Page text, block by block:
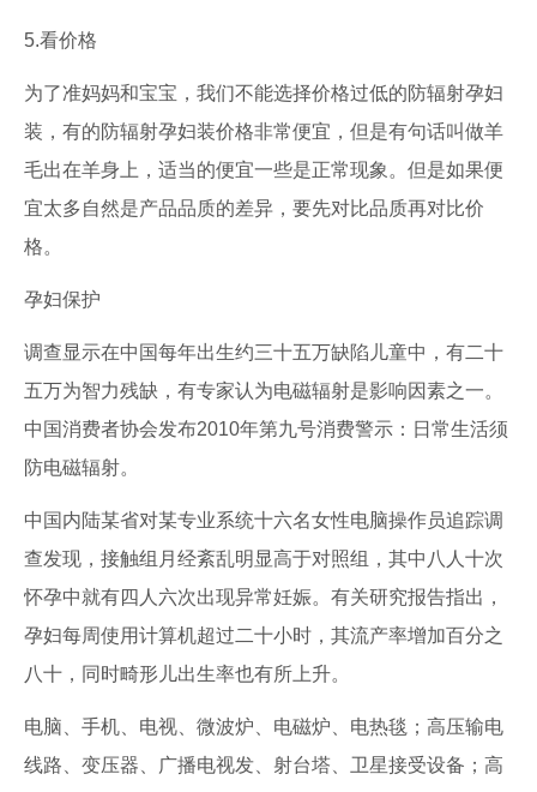
5.看价格
为了准妈妈和宝宝，我们不能选择价格过低的防辐射孕妇
装，有的防辐射孕妇装价格非常便宜，但是有句话叫做羊
毛出在羊身上，适当的便宜一些是正常现象。但是如果便
宜太多自然是产品品质的差异，要先对比品质再对比价
格。
孕妇保护
调查显示在中国每年出生约三十五万缺陷儿童中，有二十
五万为智力残缺，有专家认为电磁辐射是影响因素之一。
中国消费者协会发布2010年第九号消费警示：日常生活须
防电磁辐射。
中国内陆某省对某专业系统十六名女性电脑操作员追踪调
查发现，接触组月经紊乱明显高于对照组，其中八人十次
怀孕中就有四人六次出现异常妊娠。有关研究报告指出，
孕妇每周使用计算机超过二十小时，其流产率增加百分之
八十，同时畸形儿出生率也有所上升。
电脑、手机、电视、微波炉、电磁炉、电热毯；高压输电
线路、变压器、广播电视发、射台塔、卫星接受设备；高